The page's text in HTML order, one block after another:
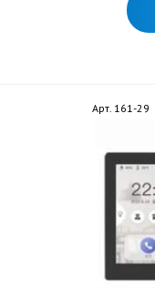
Арт. 161-29